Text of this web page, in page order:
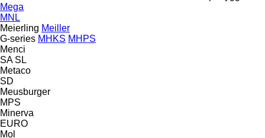
Mega
MNL
Meierling Meiller
G-series MHKS MHPS
Menci
SA SL
Metaco
SD
Meusburger
MPS
Minerva
EURO
Mol